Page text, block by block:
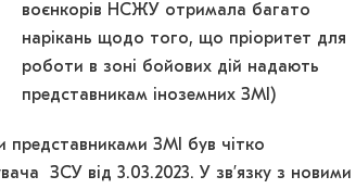
воєнкорів НСЖУ отримала багато
нарікань щодо того, що пріоритет для
роботи в зоні бойових дій надають
представникам іноземних ЗМІ)
ЗМІ був чітко
ЗСУ від 3.03.2023. У зв’язку з новими